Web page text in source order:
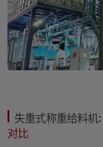
失重式称重给料机:
对比